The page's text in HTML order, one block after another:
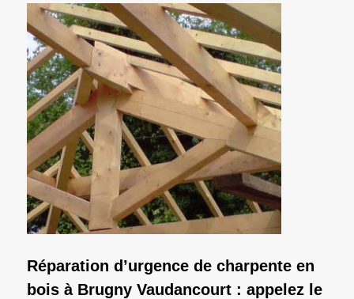
Réparation d’urgence de charpente en
bois à Brugny Vaudancourt : appelez le